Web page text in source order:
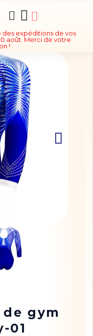
des expéditions de vos
août. Merci de votre
!
gym
01